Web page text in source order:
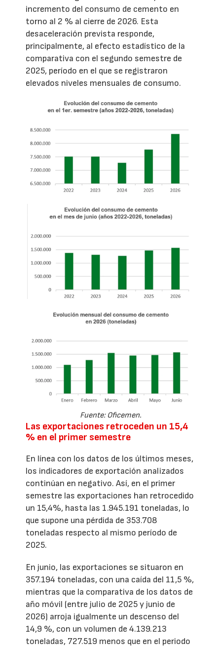
incremento del consumo de cemento en
torno al 2 % al cierre de 2026. Esta
desaceleración prevista responde,
principalmente, al efecto estadístico de la
comparativa con el segundo semestre de
2025, período en el que se registraron
elevados niveles mensuales de consumo.
Fuente: Oficemen.
Las exportaciones retroceden un 15,4
% en el primer semestre
En línea con los datos de los últimos meses,
los indicadores de exportación analizados
continúan en negativo. Así, en el primer
semestre las exportaciones han retrocedido
un 15,4%, hasta las 1.945.191 toneladas, lo
que supone una pérdida de 353.708
toneladas respecto al mismo período de
2025.
En junio, las exportaciones se situaron en
357.194 toneladas, con una caída del 11,5 %,
mientras que la comparativa de los datos de
año móvil (entre julio de 2025 y junio de
2026) arroja igualmente un descenso del
14,9 %, con un volumen de 4.139.213
toneladas, 727.519 menos que en el periodo